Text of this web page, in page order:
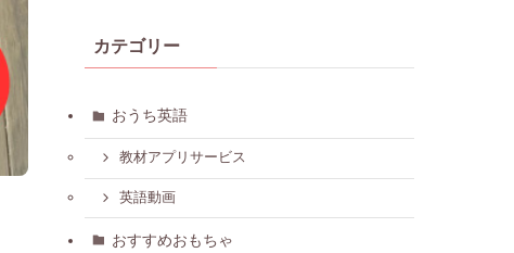
カテゴリー
おうち英語
教材アプリサービス
英語動画
おすすめおもちゃ